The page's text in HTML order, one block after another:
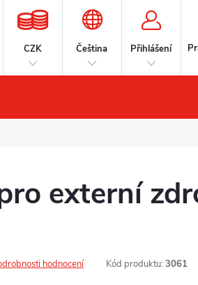
CZK Čeština Přihlášení
externí
hodnocení Kód produktu: 3061